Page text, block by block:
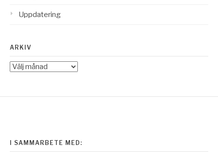
Uppdatering
ARKIV
Arkiv
I SAMMARBETE MED: